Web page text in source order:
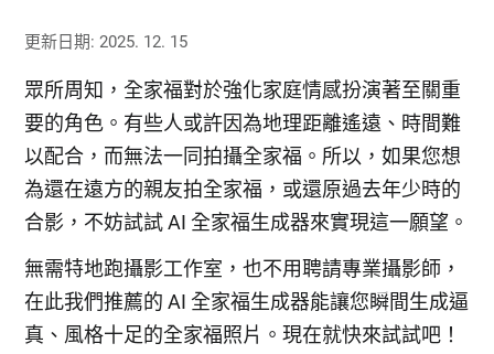
更新日期: 2025. 12. 15
眾所周知，全家福對於強化家庭情感扮演著至關重
要的角色。有些人或許因為地理距離遙遠、時間難
以配合，而無法一同拍攝全家福。所以，如果您想
為還在遠方的親友拍全家福，或還原過去年少時的
合影，不妨試試 AI 全家福生成器來實現這一願望。
無需特地跑攝影工作室，也不用聘請專業攝影師，
在此我們推薦的 AI 全家福生成器能讓您瞬間生成逼
真、風格十足的全家福照片。現在就快來試試吧！